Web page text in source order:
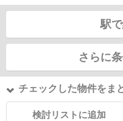
駅
さらに
チェックした物件をま
検討リストに追加